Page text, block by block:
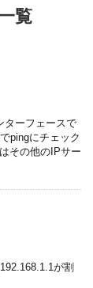
覧
ターフェースで
pingにチェック
その他のIPサー
が割